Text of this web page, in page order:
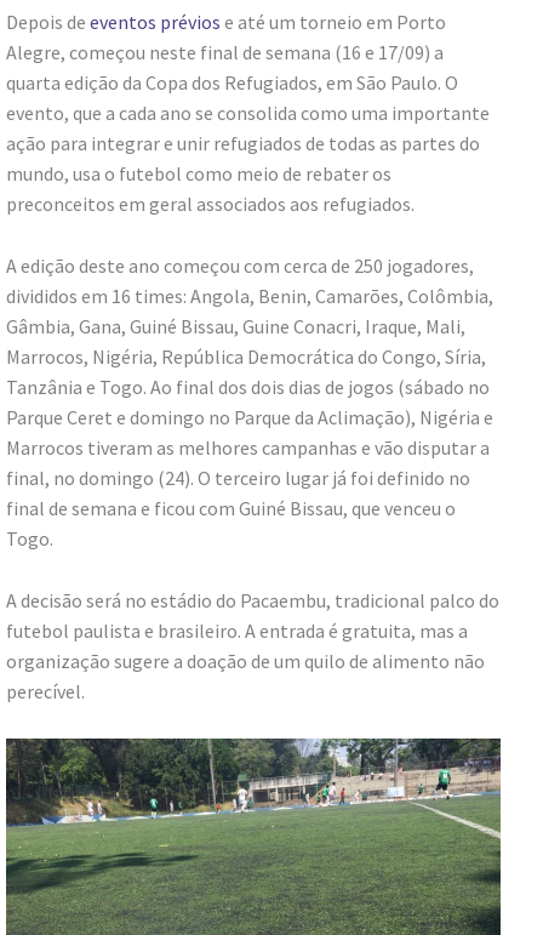
Depois de eventos prévios e até um torneio em Porto
Alegre, começou neste final de semana (16 e 17/09) a
quarta edição da Copa dos Refugiados, em São Paulo. O
evento, que a cada ano se consolida como uma importante
ação para integrar e unir refugiados de todas as partes do
mundo, usa o futebol como meio de rebater os
preconceitos em geral associados aos refugiados.
A edição deste ano começou com cerca de 250 jogadores,
divididos em 16 times: Angola, Benin, Camarões, Colômbia,
Gâmbia, Gana, Guiné Bissau, Guine Conacri, Iraque, Mali,
Marrocos, Nigéria, República Democrática do Congo, Síria,
Tanzânia e Togo. Ao final dos dois dias de jogos (sábado no
Parque Ceret e domingo no Parque da Aclimação), Nigéria e
Marrocos tiveram as melhores campanhas e vão disputar a
final, no domingo (24). O terceiro lugar já foi definido no
final de semana e ficou com Guiné Bissau, que venceu o
Togo.
A decisão será no estádio do Pacaembu, tradicional palco do
futebol paulista e brasileiro. A entrada é gratuita, mas a
organização sugere a doação de um quilo de alimento não
perecível.